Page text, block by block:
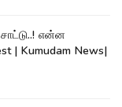
என்ன
| Kumudam News|